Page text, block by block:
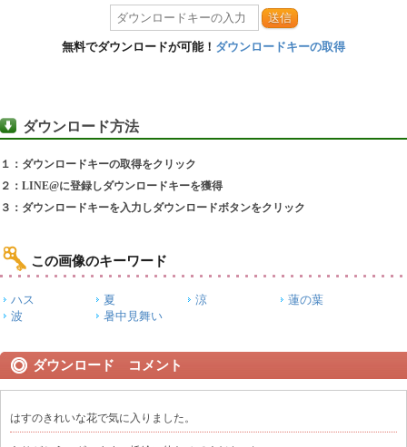
送信
無料でダウンロードが可能！ ダウンロードキーの取得
ダウンロード方法
１：ダウンロードキーの取得をクリック
２：LINE@に登録しダウンロードキーを獲得
３：ダウンロードキーを入力しダウンロードボタンをクリック
この画像のキーワード
ハス 夏 涼
蓮の葉
波
暑中見舞い
ダウンロード コメント
はすのきれいな花で気に入りました。